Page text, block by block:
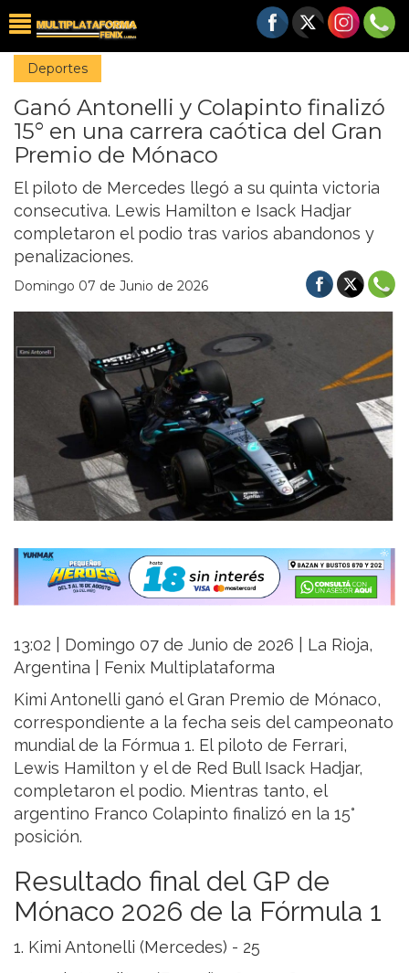
Deportes
Ganó Antonelli y Colapinto finalizó
15° en una carrera caótica del Gran
Premio de Mónaco
El piloto de Mercedes llegó a su quinta victoria
consecutiva. Lewis Hamilton e Isack Hadjar
completaron el podio tras varios abandonos y
penalizaciones.
Domingo 07 de Junio de 2026
13:02 | Domingo 07 de Junio de 2026 | La Rioja,
Argentina | Fenix Multiplataforma
Kimi Antonelli ganó el Gran Premio de Mónaco,
correspondiente a la fecha seis del campeonato
mundial de la Fórmua 1. El piloto de Ferrari,
Lewis Hamilton y el de Red Bull Isack Hadjar,
completaron el podio. Mientras tanto, el
argentino Franco Colapinto finalizó en la 15°
posición.
Resultado final del GP de
Mónaco 2026 de la Fórmula 1
1. Kimi Antonelli (Mercedes) - 25